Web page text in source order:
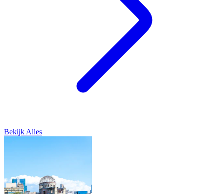
Bekijk Alles